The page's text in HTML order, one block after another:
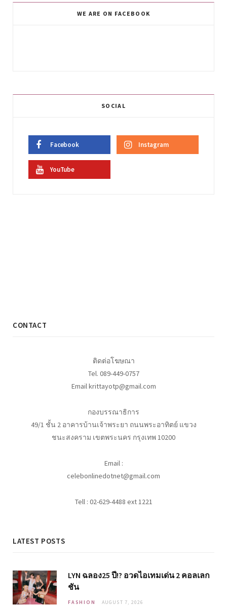
WE ARE ON FACEBOOK
SOCIAL
Facebook Instagram
YouTube
CONTACT
ติดต่อโฆษณา
Tel. 089-449-0757
Email krittayotp@gmail.com
กองบรรณาธิการ
49/1 ชั้น 2 อาคารบ้านเจ้าพระยา ถนนพระอาทิตย์ แขวง
ชนะสงคราม เขตพระนคร กรุงเทพ 10200
Email :
celebonlinedotnet@gmail.com
Tell : 02-629-4488 ext 1221
LATEST POSTS
LYN ฉลอง25 ปี!? อวดไอเทมเด่น 2 คอลเลก
ชัน
FASHION AUGUST 7, 2026